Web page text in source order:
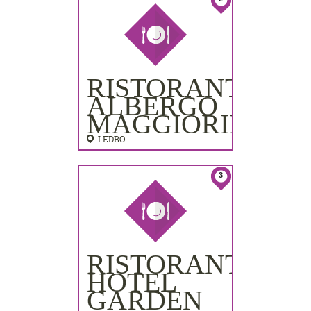
RISTORANTE
ALBERGO
MAGGIORINA
LEDRO
3
RISTORANTE
HOTEL
GARDEN